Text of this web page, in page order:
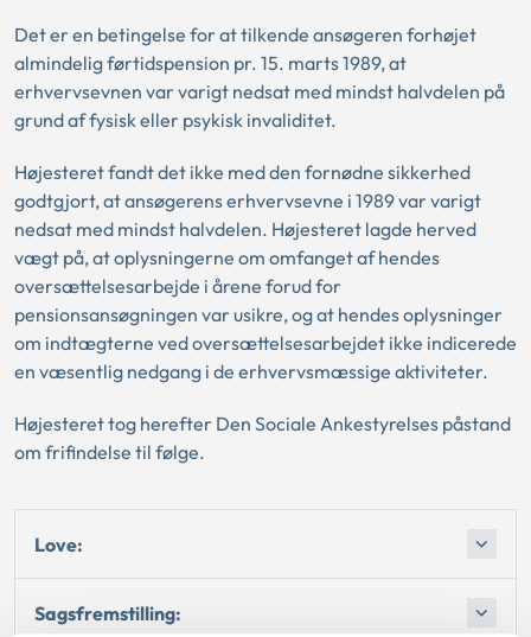
Det er en betingelse for at tilkende ansøgeren forhøjet
almindelig førtidspension pr. 15. marts 1989, at
erhvervsevnen var varigt nedsat med mindst halvdelen på
grund af fysisk eller psykisk invaliditet.
Højesteret fandt det ikke med den fornødne sikkerhed
godtgjort, at ansøgerens erhvervsevne i 1989 var varigt
nedsat med mindst halvdelen. Højesteret lagde herved
vægt på, at oplysningerne om omfanget af hendes
oversættelsesarbejde i årene forud for
pensionsansøgningen var usikre, og at hendes oplysninger
om indtægterne ved oversættelsesarbejdet ikke indicerede
en væsentlig nedgang i de erhvervsmæssige aktiviteter.
Højesteret tog herefter Den Sociale Ankestyrelses påstand
om frifindelse til følge.
Love:
Sagsfremstilling: